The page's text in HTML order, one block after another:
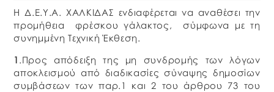
Η Δ.Ε.Υ.Α. ΧΑΛΚΙΔΑΣ ενδιαφέρεται να αναθέσει την
προμήθεια φρέσκου γάλακτος, σύμφωνα με τη
συνημμένη Τεχνική Έκθεση.
1 .Προς απόδειξη της μη συνδρομής των λόγων
αποκλεισμού από διαδικασίες σύναψης δημοσίων
συμβάσεων των παρ.1 και 2 του άρθρου 73 του